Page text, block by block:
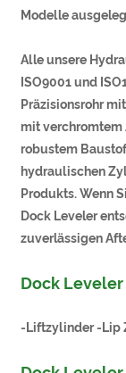
Modelle
Alle unsere
ISO9001 und
Präzisionsrohr
mit verchromtem
robustem
hydraulischen
Produkts. Wenn
Dock Leveler
zuverlässigen
Dock
-Liftzylinder -Lip